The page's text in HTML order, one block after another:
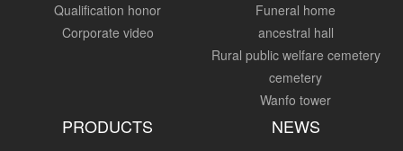
Qualification honor
Corporate video
Funeral home
ancestral hall
Rural public welfare cemetery
cemetery
Wanfo tower
PRODUCTS NEWS